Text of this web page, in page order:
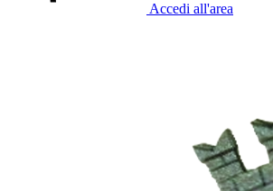
Accedi all'area